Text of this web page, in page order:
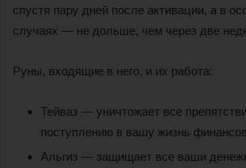
спустя пару дней после активации, а в
случаях — не дольше, чем через две
Руны, входящие в него, и их работа:
Тейваз — уничтожает все
поступлению в вашу жизнь финансов
Альгиз — защищает все ваши